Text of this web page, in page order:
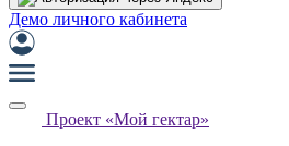
Демо личного кабинета
Проект «Мой гектар»